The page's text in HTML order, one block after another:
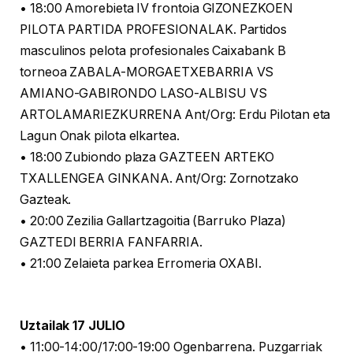
• 18:00 Amorebieta IV frontoia GIZONEZKOEN
PILOTA PARTIDA PROFESIONALAK. Partidos
masculinos pelota profesionales Caixabank B
torneoa ZABALA-MORGAETXEBARRIA VS
AMIANO-GABIRONDO LASO-ALBISU VS
ARTOLAMARIEZKURRENA Ant/Org: Erdu Pilotan eta
Lagun Onak pilota elkartea.
• 18:00 Zubiondo plaza GAZTEEN ARTEKO
TXALLENGEA GINKANA. Ant/Org: Zornotzako
Gazteak.
• 20:00 Zezilia Gallartzagoitia (Barruko Plaza)
GAZTEDI BERRIA FANFARRIA.
• 21:00 Zelaieta parkea Erromeria OXABI.
Uztailak 17 JULIO
• 11:00-14:00/17:00-19:00 Ogenbarrena. Puzgarriak